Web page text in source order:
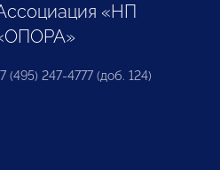
«НП
(495) 247-4777 (доб. 124)